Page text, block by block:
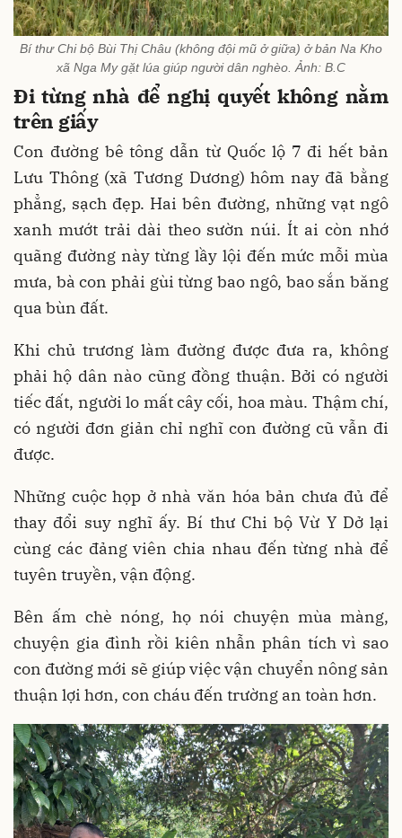
Bí thư Chi bộ Bùi Thị Châu (không đội mũ ở giữa) ở bản Na Kho
xã Nga My gặt lúa giúp người dân nghèo. Ảnh: B.C
Đi từng nhà để nghị quyết không nằm
trên giấy
Con đường bê tông dẫn từ Quốc lộ 7 đi hết bản
Lưu Thông (xã Tương Dương) hôm nay đã bằng
phẳng, sạch đẹp. Hai bên đường, những vạt ngô
xanh mướt trải dài theo sườn núi. Ít ai còn nhớ
quãng đường này từng lầy lội đến mức mỗi mùa
mưa, bà con phải gùi từng bao ngô, bao sắn băng
qua bùn đất.
Khi chủ trương làm đường được đưa ra, không
phải hộ dân nào cũng đồng thuận. Bởi có người
tiếc đất, người lo mất cây cối, hoa màu. Thậm chí,
có người đơn giản chỉ nghĩ con đường cũ vẫn đi
được.
Những cuộc họp ở nhà văn hóa bản chưa đủ để
thay đổi suy nghĩ ấy. Bí thư Chi bộ Vừ Y Dở lại
cùng các đảng viên chia nhau đến từng nhà để
tuyên truyền, vận động.
Bên ấm chè nóng, họ nói chuyện mùa màng,
chuyện gia đình rồi kiên nhẫn phân tích vì sao
con đường mới sẽ giúp việc vận chuyển nông sản
thuận lợi hơn, con cháu đến trường an toàn hơn.